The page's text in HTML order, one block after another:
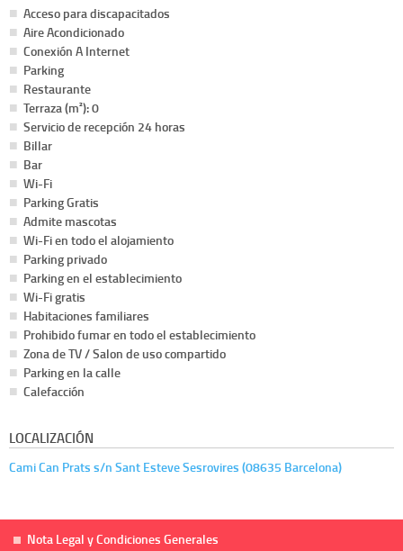
Acceso para discapacitados
Aire Acondicionado
Conexión A Internet
Parking
Restaurante
Terraza (m²): 0
Servicio de recepción 24 horas
Billar
Bar
Wi-Fi
Parking Gratis
Admite mascotas
Wi-Fi en todo el alojamiento
Parking privado
Parking en el establecimiento
Wi-Fi gratis
Habitaciones familiares
Prohibido fumar en todo el establecimiento
Zona de TV / Salon de uso compartido
Parking en la calle
Calefacción
LOCALIZACIÓN
Cami Can Prats s/n Sant Esteve Sesrovires (08635 Barcelona)
Nota Legal y Condiciones Generales